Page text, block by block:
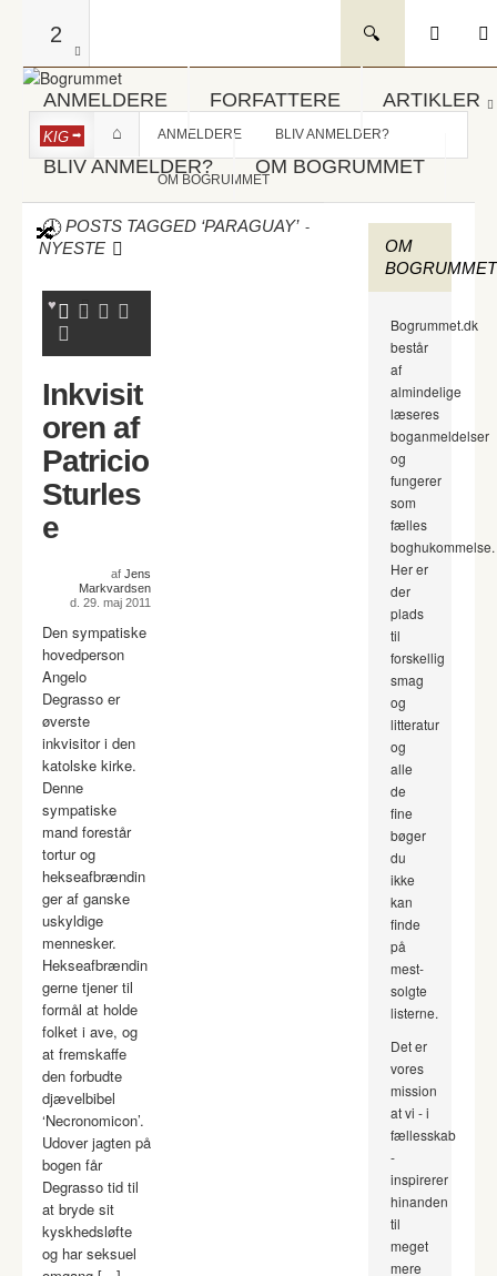
2
ANMELDERE FORFATTERE ARTIKLER
BLIV ANMELDER? OM BOGRUMMET
KIG ANMELDERE BLIV ANMELDER?
OM BOGRUMMET
POSTS TAGGED ‘PARAGUAY’ -
NYESTE
Inkvisit
oren af
Patricio
Sturles
e
af Jens
Markvardsen
d. 29. maj 2011
Den sympatiske
hovedperson
Angelo
Degrasso er
øverste
inkvisitor i den
katolske kirke.
Denne
sympatiske
mand forestår
tortur og
hekseafbrændin
ger af ganske
uskyldige
mennesker.
Hekseafbrændin
gerne tjener til
formål at holde
folket i ave, og
at fremskaffe
den forbudte
djævelbibel
‘Necronomicon’.
Udover jagten på
bogen får
Degrasso tid til
at bryde sit
kyskhedsløfte
og har seksuel
OM
BOGRUMMET
Bogrummet.dk
består
af
almindelige
læseres
boganmeldelser
og
fungerer
som
fælles
boghukommelse.
Her er
der
plads
til
forskellig
smag
og
litteratur
og
alle
de
fine
bøger
du
ikke
kan
finde
på
mest-
solgte
listerne.
Det er
vores
mission
at vi - i
fællesskab
-
inspirerer
hinanden
til
meget
mere